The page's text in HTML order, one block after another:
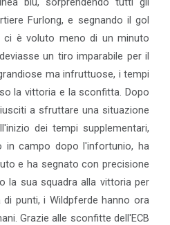
Furlong, e segnando il gol
ci è voluto meno di un minuto
un tiro imparabile per il
ma infruttuose, i tempi
la vittoria e la sconfitta. Dopo
a sfruttare una situazione
dei tempi supplementari,
in campo dopo l'infortunio, ha
e ha segnato con precisione
la sua squadra alla vittoria per
punti, i Wildpferde hanno ora
Grazie alle sconfitte dell'ECB